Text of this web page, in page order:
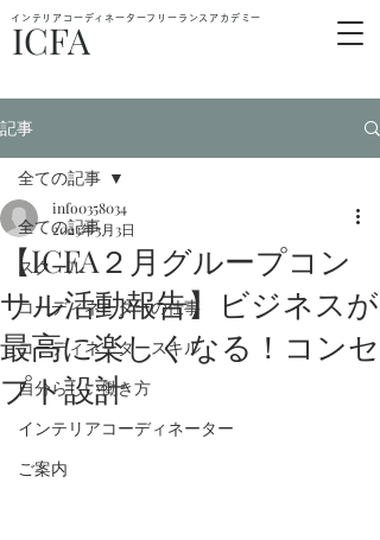
ICFA
インテリアコーディネーターフリーランスアカデミー
記事
全ての記事
スクール
コーディネーターの仕事
コーディネータースキル
自分らしい働き方
インテリアコーディネーター
ご案内
全ての記事
【ICFA２月グループコン
サル活動報告】ビジネスが
最高に楽しくなる！コンセ
プト設計
info0358034
2023年3月3日